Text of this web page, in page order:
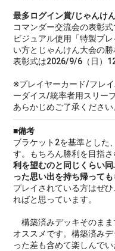
最多ログイン賞/じゃんけ
コマンダー交流会の表彰
ビジュアル使用「特製プ
い方とじゃんけん大会の
表彰式は2026/9/6（日）
※プレイヤーカード/フレ
ーダイス/統率者用スリー
あらかじめご了承ください
■備考
ブラケット2を基準とした
す。もちろん勝利を目指さ
利を望むのと同じくらい
った思い出を持ち帰っても
プレイされている方はぜ
ればと思っています。
構築済みデッキそのまま
オススメです。構築済み
った差も含めて楽しんで